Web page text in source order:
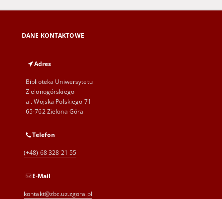
DANE KONTAKTOWE
Adres
Biblioteka Uniwersytetu
Zielonogórskiego
al. Wojska Polskiego 71
65-762 Zielona Góra
Telefon
(+48) 68 328 21 55
E-Mail
kontakt@zbc.uz.zgora.pl